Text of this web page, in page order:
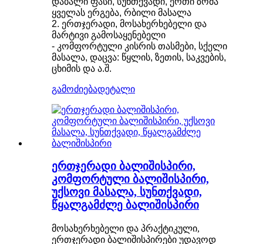
ყველას ერგება, რბილი მასალა
2. ერთჯერადი, მოსახერხებელი და
მარტივი გამოსაყენებელი
- კომფორტული კისრის თასმები, სქელი
მასალა, დაცვა: წყლის, ზეთის, საკვების,
ცხიმის და ა.შ.
გამოძიებადეტალი
ერთჯერადი ბალიშისპირი,
კომფორტული ბალიშისპირი,
უქსოვი მასალა, სუნთქვადი,
წყალგამძლე ბალიშისპირი
მოსახერხებელი და პრაქტიკული,
ერთჯერადი ბალიშისპირები უდავოდ